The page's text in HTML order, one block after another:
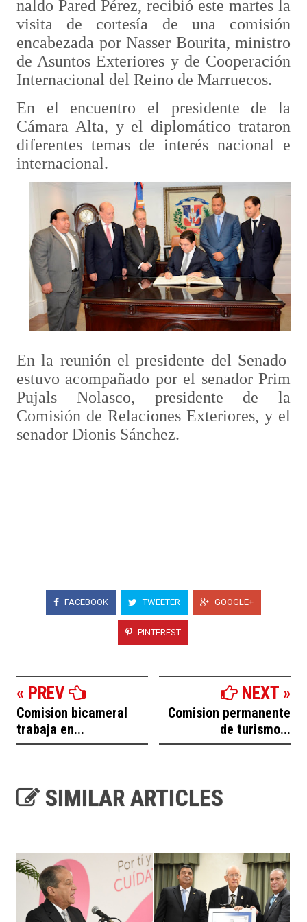
naldo Pared Pérez, recibió este martes la
visita de cortesía de una comisión
encabezada por Nasser Bourita, ministro
de Asuntos Exteriores y de Cooperación
Internacional del Reino de Marruecos.
En el encuentro el presidente de la
Cámara Alta, y el diplomático trataron
diferentes temas de interés nacional e
internacional.
En la reunión el presidente del Senado
estuvo acompañado por el senador Prim
Pujals Nolasco, presidente de la
Comisión de Relaciones Exteriores, y el
senador Dionis Sánchez.
FACEBOOK TWEETER GOOGLE+
PINTEREST
« PREV
Comision bicameral
trabaja en...
NEXT »
Comision permanente
de turismo...
SIMILAR ARTICLES